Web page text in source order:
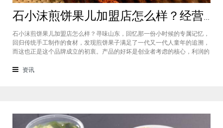
石小沫煎饼果儿加盟店怎么样？经营煎饼果子店利润如何
石小沫煎饼果儿加盟店怎么样？寻味山东，回忆那一份小时候的专属记忆，
回归传统手工制作的食材，发现煎饼果子满足了一代又一代人童年的追溯，
而这也正是这个品牌成立的初衷。产品的好坏是创业者考虑的核心，利润的
儿加盟怎么样？适不适合加盟？能赚钱吗？下面小编将为大家解答这些问
资讯